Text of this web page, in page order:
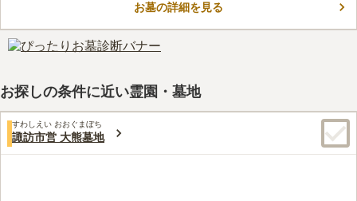
お墓の詳細を見る
お探しの条件に近い霊園・墓地
すわしえい おおぐまぼち
諏訪市営 大熊墓地